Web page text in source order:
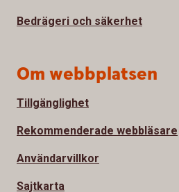
Bedrägeri och säkerhet
Om webbplatsen
Tillgänglighet
Rekommenderade webbläsare
Användarvillkor
Sajtkarta